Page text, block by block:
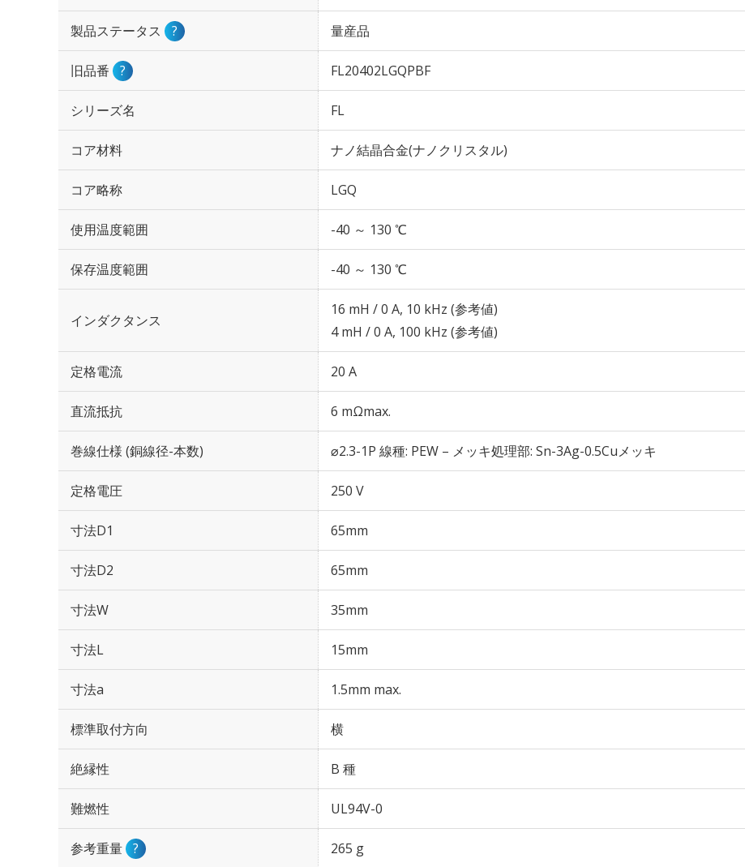
製品ステータス ? 量産品
旧品番 ? FL20402LGQPBF
シリーズ名 FL
コア材料 ナノ結晶合金(ナノクリスタル)
コア略称 LGQ
使用温度範囲 -40 ～ 130 ℃
保存温度範囲 -40 ～ 130 ℃
インダクタンス
16 mH / 0 A, 10 kHz (参考値)
4 mH / 0 A, 100 kHz (参考値)
定格電流 20 A
直流抵抗 6 mΩmax.
巻線仕様 (銅線径-本数) ⌀2.3-1P 線種: PEW – メッキ処理部: Sn-3Ag-0.5Cuメッキ
定格電圧 250 V
寸法D1 65mm
寸法D2 65mm
寸法W 35mm
寸法L 15mm
寸法a 1.5mm max.
標準取付方向 横
絶縁性 B 種
難燃性 UL94V-0
参考重量 ? 265 g